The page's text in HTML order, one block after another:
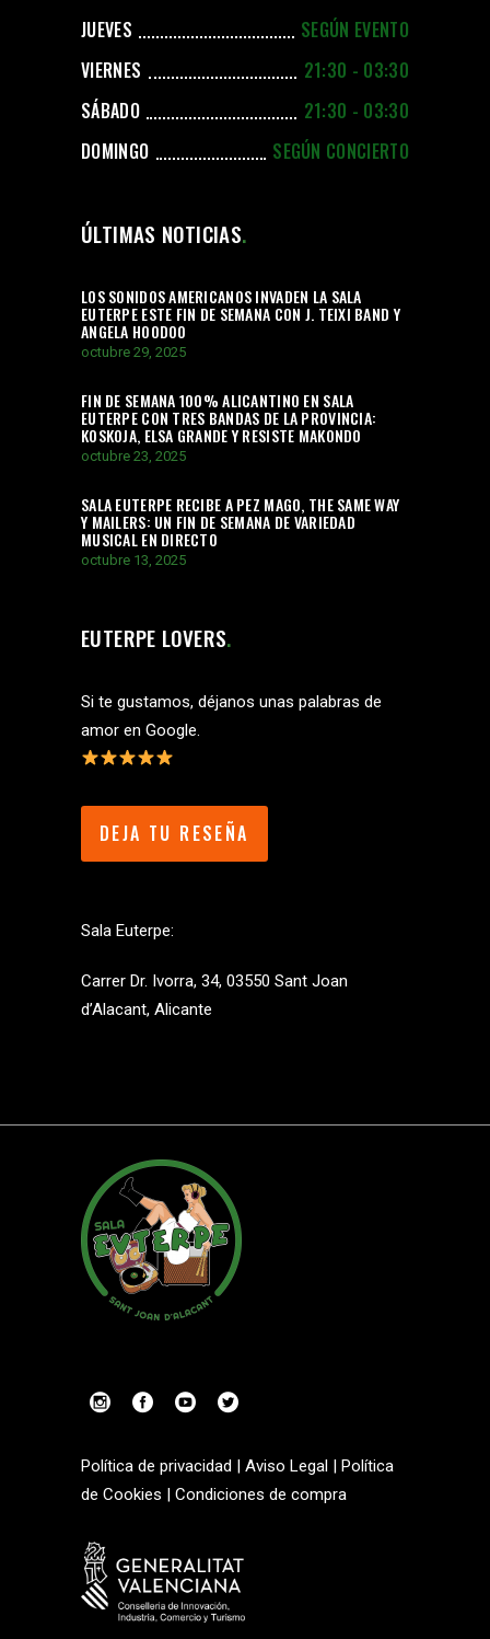
JUEVES
SEGÚN EVENTO
VIERNES
21:30 - 03:30
SÁBADO
21:30 - 03:30
DOMINGO
SEGÚN CONCIERTO
ÚLTIMAS NOTICIAS
LOS SONIDOS AMERICANOS INVADEN LA SALA
EUTERPE ESTE FIN DE SEMANA CON J. TEIXI BAND Y
ANGELA HOODOO
octubre 29, 2025
FIN DE SEMANA 100% ALICANTINO EN SALA
EUTERPE CON TRES BANDAS DE LA PROVINCIA:
KOSKOJA, ELSA GRANDE Y RESISTE MAKONDO
octubre 23, 2025
SALA EUTERPE RECIBE A PEZ MAGO, THE SAME WAY
Y MAILERS: UN FIN DE SEMANA DE VARIEDAD
MUSICAL EN DIRECTO
octubre 13, 2025
EUTERPE LOVERS
Si te gustamos, déjanos unas palabras de
amor en Google.
DEJA TU RESEÑA
Sala Euterpe:
Carrer Dr. Ivorra, 34, 03550 Sant Joan
d’Alacant, Alicante
Política de privacidad | Aviso Legal | Política
de Cookies | Condiciones de compra